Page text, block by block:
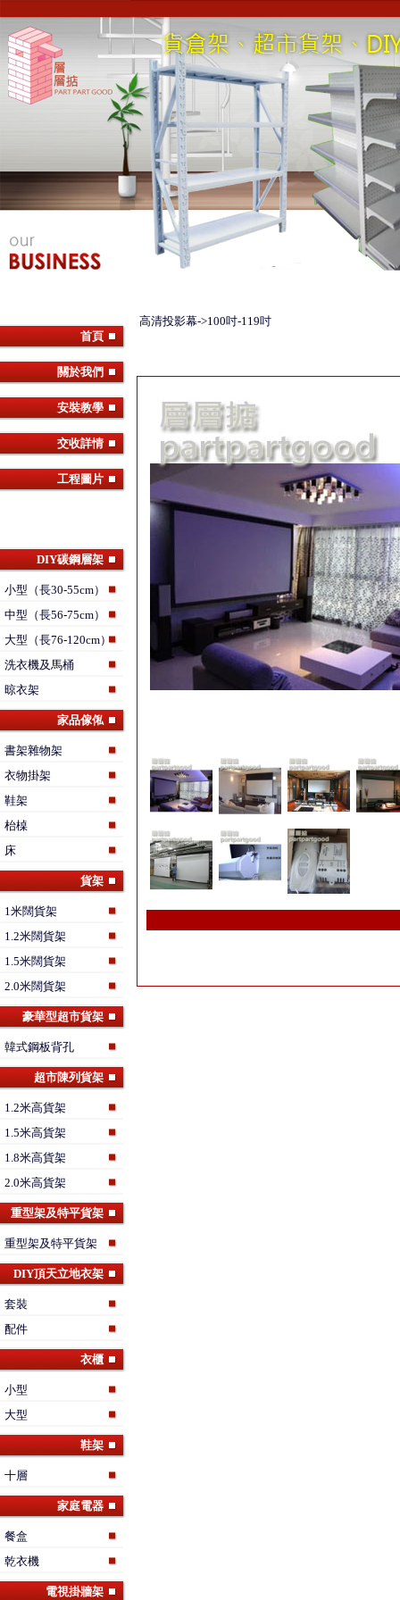
首頁
關於我們
安裝教學
交收詳情
工程圖片
DIY碳鋼層架
小型（長30-55cm）
中型（長56-75cm）
大型（長76-120cm）
洗衣機及馬桶
晾衣架
家品傢俬
書架雜物架
衣物掛架
鞋架
枱槕
床
貨架
1米闊貨架
1.2米闊貨架
1.5米闊貨架
2.0米闊貨架
豪華型超市貨架
韓式鋼板背孔
超市陳列貨架
1.2米高貨架
1.5米高貨架
1.8米高貨架
2.0米高貨架
重型架及特平貨架
重型架及特平貨架
DIY頂天立地衣架
套裝
配件
衣櫃
小型
大型
鞋架
十層
家庭電器
餐盒
乾衣機
電視掛牆架
高清投影幕->100吋-119吋